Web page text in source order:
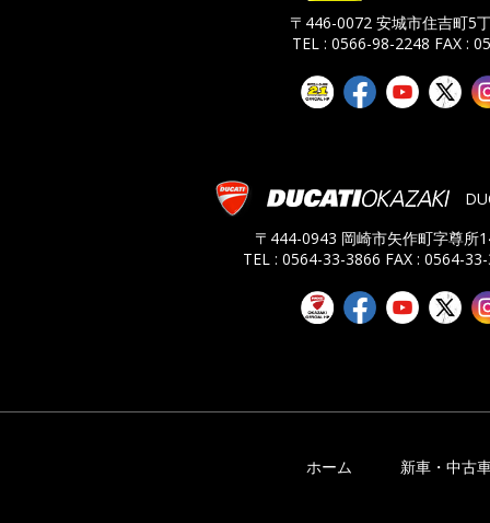
〒446-0072 安城市住吉町5
TEL : 0566-98-2248 FAX :
〒444-0943 岡崎市矢作町字尊所
TEL : 0564-33-3866 FAX : 0564-
ホーム 新車・中古